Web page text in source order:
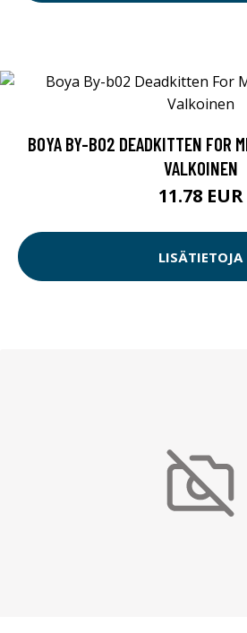
BOYA BY-B02 DEADKITTEN FOR
VALKOINEN
11.78 EUR
LISÄTIETOJA